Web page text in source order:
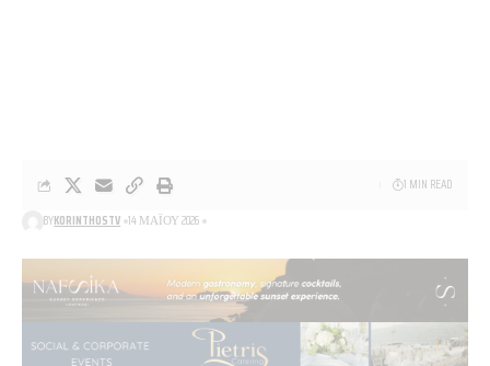
BYKORINTHOSTV 14 ΜΑΪ́ΟΥ 2026
1 MIN READ